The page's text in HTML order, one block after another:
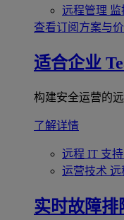
远程管理
查看订阅方案与
适合企业
构建安全运营的
了解详情
远程 IT 支持
运营技术 远
实时故障排